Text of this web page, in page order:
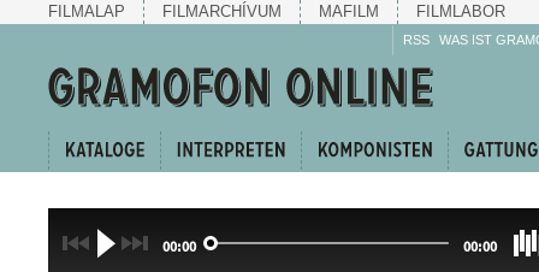
FILMALAP FILMARCHÍVUM MAFILM FILMLABOR
RSS WAS IST
00:00 00:00